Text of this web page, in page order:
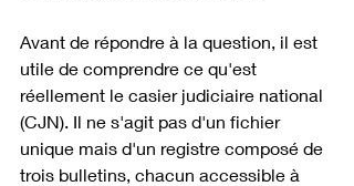
Avant de répondre à la question, il est
utile de comprendre ce qu'est
réellement le casier judiciaire national
(CJN). Il ne s'agit pas d'un fichier
unique mais d'un registre composé de
trois bulletins, chacun accessible à